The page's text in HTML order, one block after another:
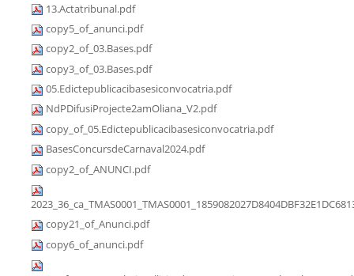
13.Actatribunal.pdf
copy5_of_anunci.pdf
copy2_of_03.Bases.pdf
copy3_of_03.Bases.pdf
05.Edictepublicacibasesiconvocatria.pdf
NdPDifusiProjecte2amOliana_V2.pdf
copy_of_05.Edictepublicacibasesiconvocatria.pdf
BasesConcursdeCarnaval2024.pdf
copy2_of_ANUNCI.pdf
copy21_of_Anunci.pdf
copy6_of_anunci.pdf